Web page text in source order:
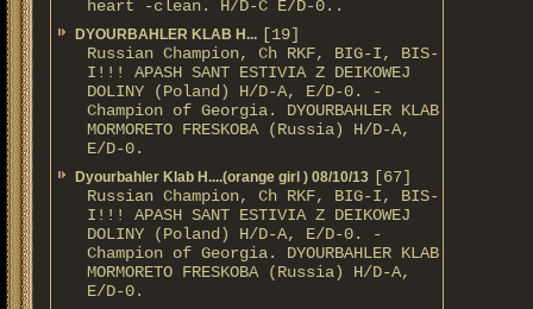
heart -clean. H/D-С E/D-0..
DYOURBAHLER KLAB Н... [19]
Russian Champion, Ch RKF, BIG-I, BIS-
I!!! APASH SANT ESTIVIA Z DEIKOWEJ
DOLINY (Poland) H/D-A, E/D-0. -
Champion of Georgia. DYOURBAHLER KLAB
MORMORETO FRESKOBA (Russia) H/D-A,
E/D-0.
Dyourbahler Klab H....(orange girl ) 08/10/13 [67]
Russian Champion, Ch RKF, BIG-I, BIS-
I!!! APASH SANT ESTIVIA Z DEIKOWEJ
DOLINY (Poland) H/D-A, E/D-0. -
Champion of Georgia. DYOURBAHLER KLAB
MORMORETO FRESKOBA (Russia) H/D-A,
E/D-0.